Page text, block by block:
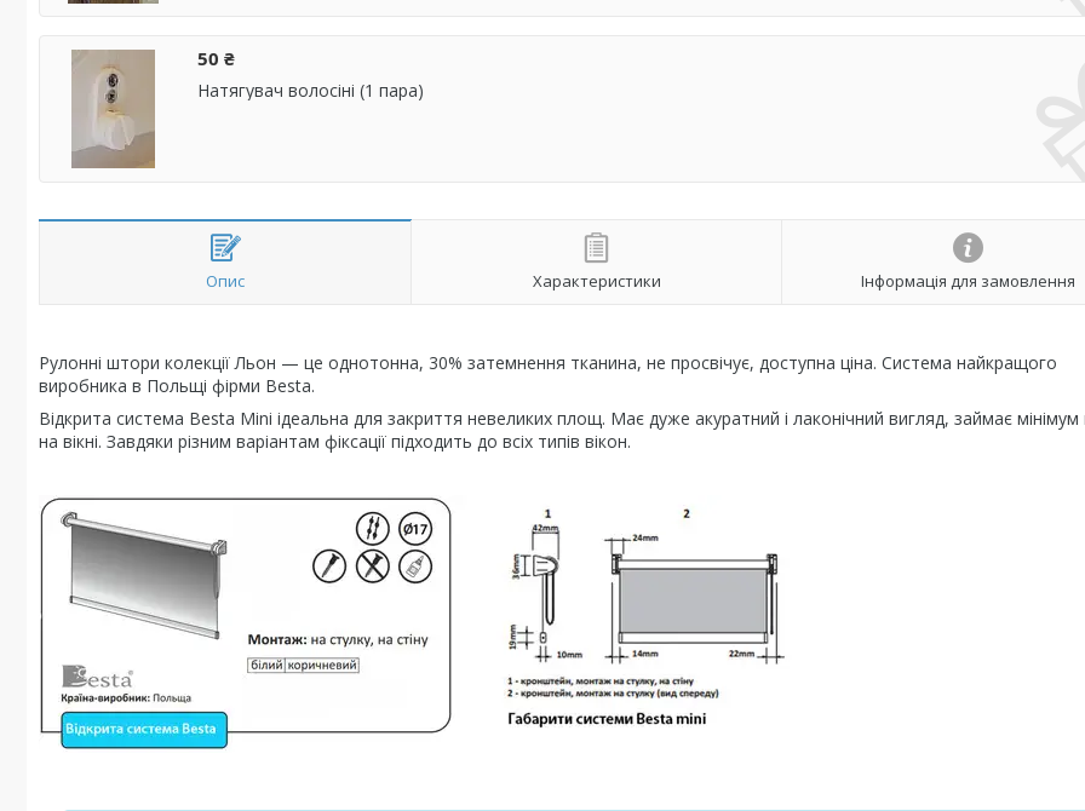
50 ₴
Натягувач волосіні (1 пара)
Опис Характеристики Інформація для замовлення
Рулонні штори колекції Льон — це однотонна, 30% затемнення тканина, не просвічує, доступна ціна. Система найкращого
виробника в Польщі фірми Besta.
Відкрита система Besta Mini ідеальна для закриття невеликих площ. Має дуже акуратний і лаконічний вигляд, займає мінімум
на вікні. Завдяки різним варіантам фіксації підходить до всіх типів вікон.